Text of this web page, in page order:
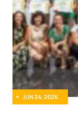
JUN 24, 2026